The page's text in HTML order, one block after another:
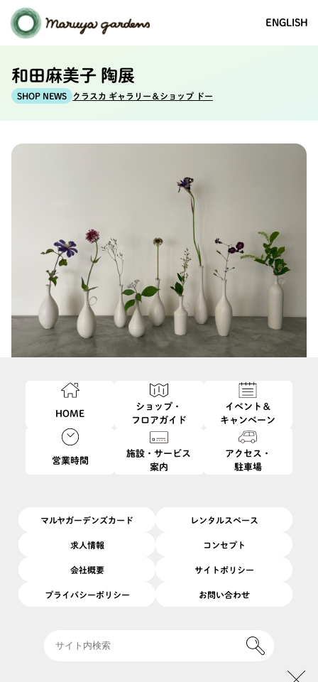
ENGLISH
HOME
ショップ・
フロアガイド
イベント＆
キャンペーン
営業時間
施設・サービス
案内
アクセス・
駐車場
マルヤガーデンズカード レンタルスペース
求人情報 コンセプト
会社概要 サイトポリシー
プライバシーポリシー お問い合わせ
和田麻美子 陶展
クラスカ ギャラリー＆ショップ ドー
8/8
自然豊かな長野県松本に工房を構える和田麻美子さんの陶展を開